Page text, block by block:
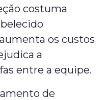
costuma
os custos
a
entre a equipe.
de